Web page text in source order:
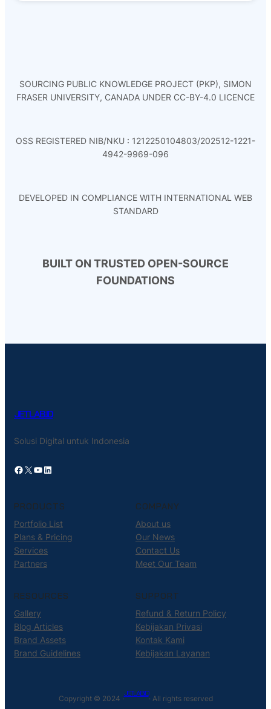
SOURCING PUBLIC KNOWLEDGE PROJECT (PKP), SIMON
FRASER UNIVERSITY, CANADA UNDER CC-BY-4.0 LICENCE
OSS REGISTERED NIB/NKU : 1212250104803/202512-1221-
4942-9969-096
DEVELOPED IN COMPLIANCE WITH INTERNATIONAL WEB
STANDARD
BUILT ON TRUSTED OPEN-SOURCE
FOUNDATIONS
JETLAB.ID
Solusi Digital untuk Indonesia
Facebook X YouTube LinkedIn
PRODUCTS
Portfolio List
Plans & Pricing
Services
Partners
COMPANY
About us
Our News
Contact Us
Meet Our Team
RESOURCES
Gallery
Blog Articles
Brand Assets
Brand Guidelines
SUPPORT
Refund & Return Policy
Kebijakan Privasi
Kontak Kami
Kebijakan Layanan
Copyright © 2024 ·
JETLAB.ID
· All rights reserved